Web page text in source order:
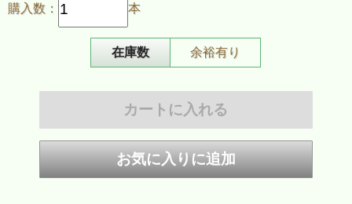
購入数： 本
在庫数 余裕有り